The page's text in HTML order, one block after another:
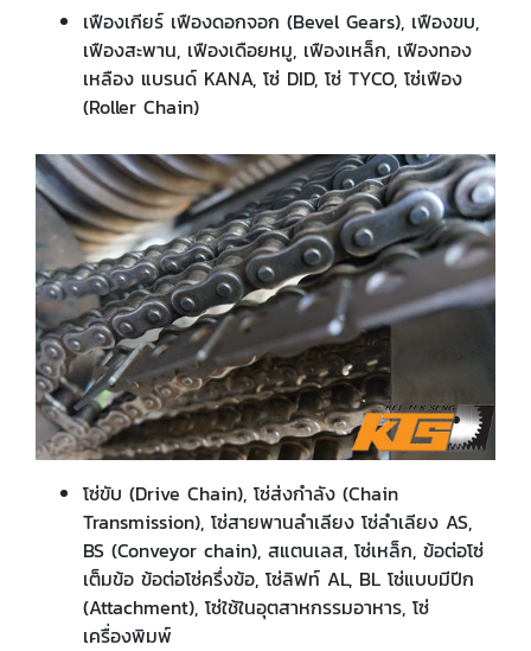
เฟืองเกียร์ เฟืองดอกจอก (Bevel Gears), เฟืองขบ,
เฟืองสะพาน, เฟืองเดือยหมู, เฟืองเหล็ก, เฟืองทอง
เหลือง แบรนด์ KANA, โซ่ DID, โซ่ TYCO, โซ่เฟือง
(Roller Chain)
โซ่ขับ (Drive Chain), โซ่ส่งกำลัง (Chain
Transmission), โซ่สายพานลำเลียง โซ่ลำเลียง AS,
BS (Conveyor chain), สแตนเลส, โซ่เหล็ก, ข้อต่อโซ่
เต็มข้อ ข้อต่อโซ่ครึ่งข้อ, โซ่ลิฟท์ AL, BL โซ่แบบมีปีก
(Attachment), โซ่ใช้ในอุตสาหกรรมอาหาร, โซ่
เครื่องพิมพ์